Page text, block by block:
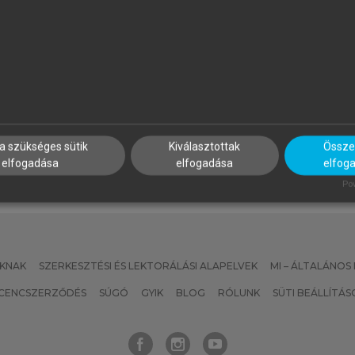
SZERKESZTÉSI ÉS LEKTORÁLÁSI ALAPELVEK MI – ÁLTALÁNOS
SÚGÓ GYIK BLOG RÓLUNK SÜTI
szükséges sütik
elfogadása
Kiválasztottak
elfogadása